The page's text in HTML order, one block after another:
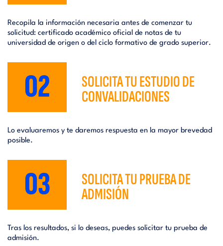
Recopila la información necesaria antes de comenzar tu
solicitud: certificado académico oficial de notas de tu
universidad de origen o del ciclo formativo de grado superior.
02 SOLICITA TU ESTUDIO DE
CONVALIDACIONES
Lo evaluaremos y te daremos respuesta en la mayor brevedad
posible.
03 SOLICITA TU PRUEBA DE
ADMISIÓN
Tras los resultados, si lo deseas, puedes solicitar tu prueba de
admisión.